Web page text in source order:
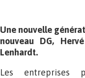
Une nouvelle
nouveau DG,
Lenhardt.
Les entreprises